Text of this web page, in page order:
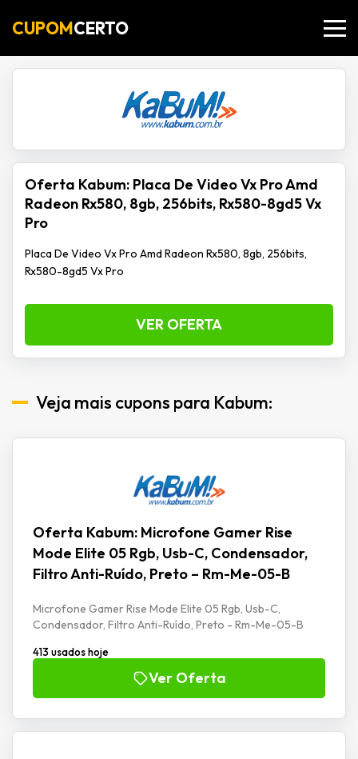
CUPOMCERTO
Oferta Kabum: Placa De Video Vx Pro Amd
Radeon Rx580, 8gb, 256bits, Rx580-8gd5 Vx
Pro
Placa De Video Vx Pro Amd Radeon Rx580, 8gb, 256bits,
Rx580-8gd5 Vx Pro
VER OFERTA
Veja mais cupons para Kabum:
Oferta Kabum: Microfone Gamer Rise
Mode Elite 05 Rgb, Usb-C, Condensador,
Filtro Anti-Ruído, Preto – Rm-Me-05-B
Microfone Gamer Rise Mode Elite 05 Rgb, Usb-C,
Condensador, Filtro Anti-Ruído, Preto - Rm-Me-05-B
413 usados hoje
Ver Oferta